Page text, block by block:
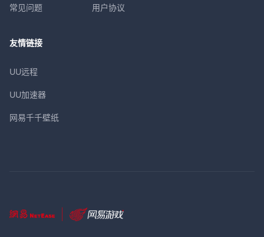
常见问题 用户协议
友情链接
UU远程
UU加速器
网易千千壁纸